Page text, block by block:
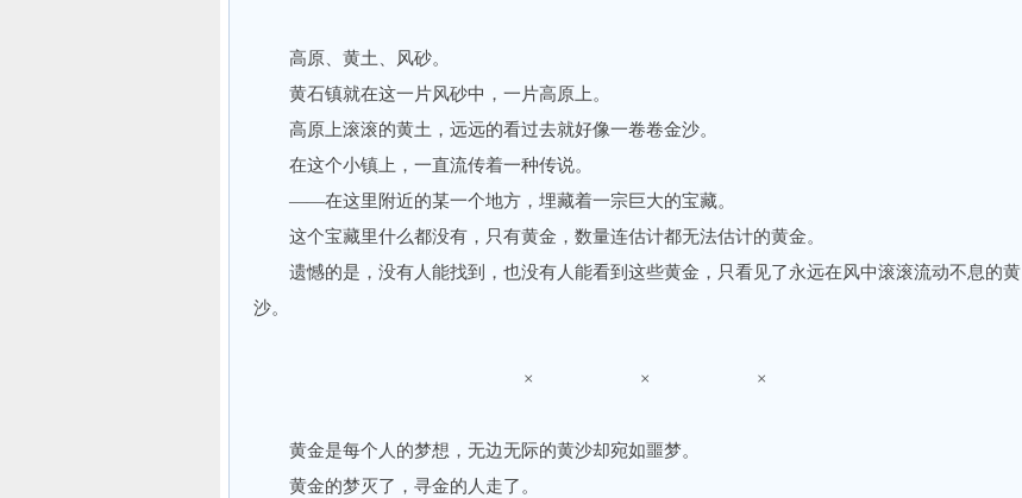
高原、黄土、风砂。
黄石镇就在这一片风砂中，一片高原上。
高原上滚滚的黄土，远远的看过去就好像一卷卷金沙。
在这个小镇上，一直流传着一种传说。
——在这里附近的某一个地方，埋藏着一宗巨大的宝藏。
这个宝藏里什么都没有，只有黄金，数量连估计都无法估计的黄金。
遗憾的是，没有人能找到，也没有人能看到这些黄金，只看见了永远在风中滚滚流动不息的黄
沙。
× × ×
黄金是每个人的梦想，无边无际的黄沙却宛如噩梦。
黄金的梦灭了，寻金的人走了。